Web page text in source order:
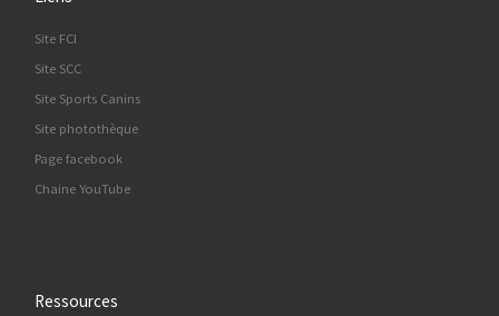
Site FCI
Site SCC
Site Sports Canins
Site photothèque
Page facebook
Chaine YouTube
Ressources